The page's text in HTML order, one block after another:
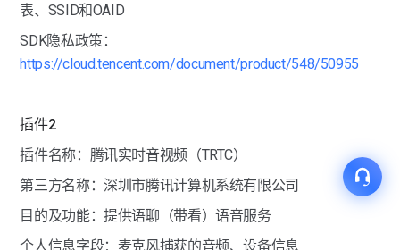
表、SSID和OAID
SDK隐私政策：
https://cloud.tencent.com/document/product/548/50955
插件2
插件名称：腾讯实时音视频（TRTC）
第三方名称：深圳市腾讯计算机系统有限公司
目的及功能：提供语聊（带看）语音服务
个人信息字段：麦克风捕获的音频、设备信息